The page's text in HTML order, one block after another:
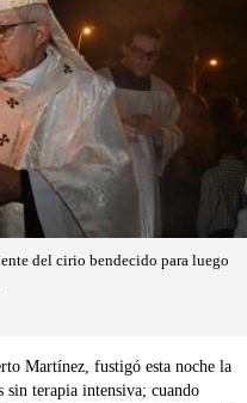
del cirio bendecido para luego
Martínez, fustigó esta noche la
sin terapia intensiva; cuando